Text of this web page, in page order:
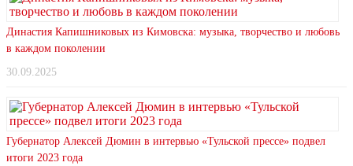
Династия Капишниковых из Кимовска: музыка, творчество и любовь
в каждом поколении
30.09.2025
Губернатор Алексей Дюмин в интервью «Тульской прессе» подвел
итоги 2023 года